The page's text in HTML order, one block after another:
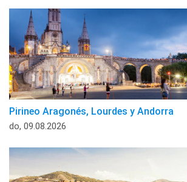
Pirineo Aragonés, Lourdes y Andorra
do, 09.08.2026